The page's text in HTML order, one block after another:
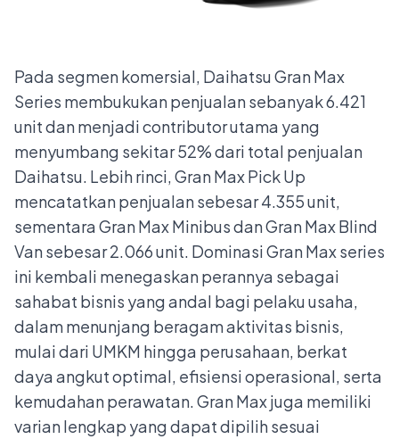
Pada segmen komersial, Daihatsu Gran Max
Series membukukan penjualan sebanyak 6.421
unit dan menjadi contributor utama yang
menyumbang sekitar 52% dari total penjualan
Daihatsu. Lebih rinci, Gran Max Pick Up
mencatatkan penjualan sebesar 4.355 unit,
sementara Gran Max Minibus dan Gran Max Blind
Van sebesar 2.066 unit. Dominasi Gran Max series
ini kembali menegaskan perannya sebagai
sahabat bisnis yang andal bagi pelaku usaha,
dalam menunjang beragam aktivitas bisnis,
mulai dari UMKM hingga perusahaan, berkat
daya angkut optimal, efisiensi operasional, serta
kemudahan perawatan. Gran Max juga memiliki
varian lengkap yang dapat dipilih sesuai